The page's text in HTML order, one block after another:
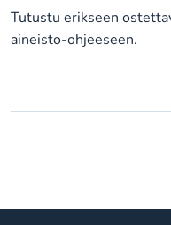
Tutustu erikseen
aineisto-ohjeeseen.